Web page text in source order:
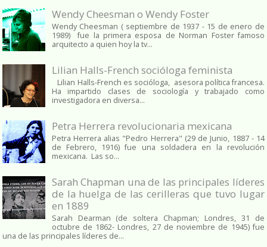
Wendy Cheesman o Wendy Foster
Wendy Cheesman ( septiembre de 1937 - 15 de enero de
1989) fue la primera esposa de Norman Foster famoso
arquitecto a quien hoy la tv...
Lilian Halls-French socióloga feminista
Lilian Halls-French es socióloga, asesora política francesa.
Ha impartido clases de sociología y trabajado como
investigadora en diversa...
Petra Herrera revolucionaria mexicana
Petra Herrera alias "Pedro Herrera" (29 de Junio, 1887 - 14
de Febrero, 1916) fue una soldadera en la revolución
mexicana. Las so...
Sarah Chapman una de las principales líderes
de la huelga de las cerilleras que tuvo lugar
en 1889
Sarah Dearman (de soltera Chapman; Londres, 31 de
octubre de 1862​- Londres, 27 de noviembre de 1945)​ fue
una de las principales líderes de...